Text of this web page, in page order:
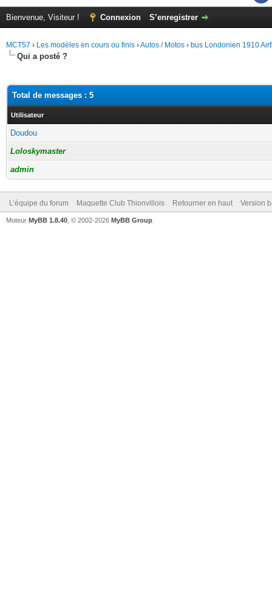
Bienvenue, Visiteur ! Connexion S’enregistrer
MCT57 › Les modèles en cours ou finis ›Autos / Motos › bus Londonien 1910
Qui a posté ?
Total de messages : 5
Utilisateur
Doudou
Loloskymaster
admin
L’équipe du forum Maquette Club Thionvillois Retourner en haut Version
Moteur MyBB 1.8.40 , © 2002-2026 MyBB Group